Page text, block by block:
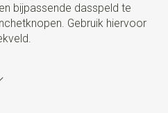
bijpassende dasspeld te
Gebruik hiervoor